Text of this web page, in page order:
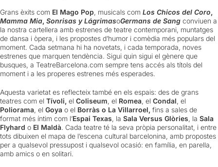
Grans èxits com El Mago Pop, musicals com Los Chicos del Coro,
Mamma Mia, Sonrisas y LágrimasoGermans de Sang conviuen a
la nostra cartellera amb estrenes de teatre contemporani, muntatges
de dansa i òpera, i les propostes d’humor i comèdia més populars del
moment. Cada setmana hi ha novetats, i cada temporada, noves
estrenes que marquen tendència. Sigui quin sigui el gènere que
busques, a TeatreBarcelona.com sempre tens accés als títols del
moment i a les properes estrenes més esperades.
Aquesta varietat es reflecteix també en els espais: des de grans
teatres com el Tívoli, el Coliseum, el Romea, el Condal, el
Poliorama, el Goya o el Borràs o La Villarroel, fins a sales de
format més íntim com l’Espai Texas, la Sala Versus Glòries, la Sala
Flyhard o El Maldà. Cada teatre té la seva pròpia personalitat, i entre
tots dibuixen el mapa de l’escena cultural barcelonina, amb propostes
per a qualsevol pressupost i qualsevol ocasió: en família, en parella,
amb amics o en solitari.